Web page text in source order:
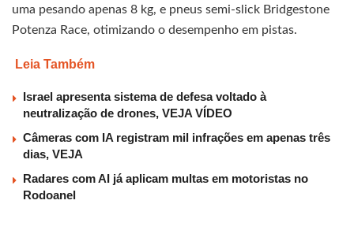
uma pesando apenas 8 kg, e pneus semi-slick Bridgestone
Potenza Race, otimizando o desempenho em pistas.
Leia Também
Israel apresenta sistema de defesa voltado à
neutralização de drones, VEJA VÍDEO
Câmeras com IA registram mil infrações em apenas três
dias, VEJA
Radares com AI já aplicam multas em motoristas no
Rodoanel